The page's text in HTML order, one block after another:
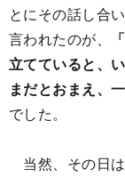
とにその話し合
言われたのが、
立てていると、
まだとおまえ、
でした。
当然、その日